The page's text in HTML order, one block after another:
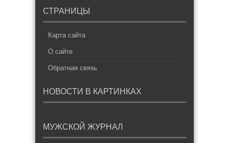
СТРАНИЦЫ
Карта сайта
О сайте
Обратная связь
НОВОСТИ В КАРТИНКАХ
МУЖСКОЙ ЖУРНАЛ